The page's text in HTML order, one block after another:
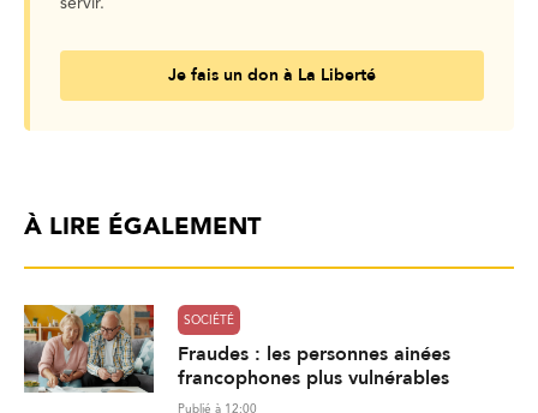
servir.
Je fais un don à La Liberté
À LIRE ÉGALEMENT
SOCIÉTÉ
Fraudes : les personnes ainées
francophones plus vulnérables
Publié à 12:00